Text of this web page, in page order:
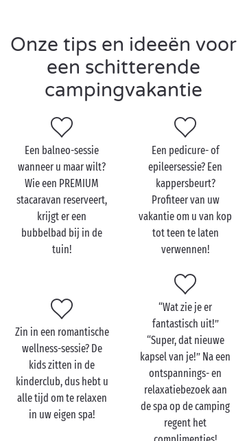
hydromassagestralen van het overdekte en
verwarmde zwembad, in de hamam, in de sauna of in
de bubbelbaden.
Maar er is nog meer! Geniet ook van de verzorgingen
die u zelf kunt uitkiezen en die worden aangeboden
in een sfeervol kwaliteitskader waarin heerlijke
aroma’s rondzweven. Modelages, lichaamsmassages,
gezichtsverzorgingen, schoonheidsbehandelingen …
Hebt u zin om u te laten verwennen, dan bent u op
de campings met spa in goede handen!
Onze tips en ideeën voor
een schitterende
campingvakantie
Een balneo-sessie
wanneer u maar wilt?
Wie een PREMIUM
stacaravan reserveert,
krijgt er een
bubbelbad bij in de
tuin!
Een pedicure- of
epileersessie? Een
kappersbeurt?
Profiteer van uw
vakantie om u van kop
tot teen te laten
verwennen!
Zin in een romantische
wellness-sessie? De
kids zitten in de
kinderclub, dus hebt u
alle tijd om te relaxen
in uw eigen spa!
“Wat zie je er
fantastisch uit!”
“Super, dat nieuwe
kapsel van je!” Na een
ontspannings- en
relaxatiebezoek aan
de spa op de camping
regent het